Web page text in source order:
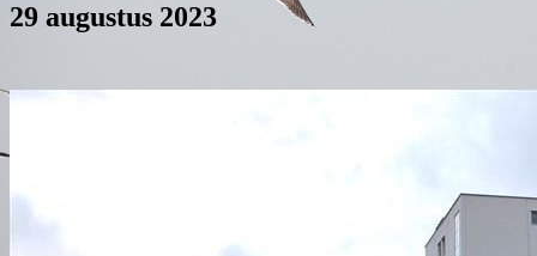
29 augustus 2023